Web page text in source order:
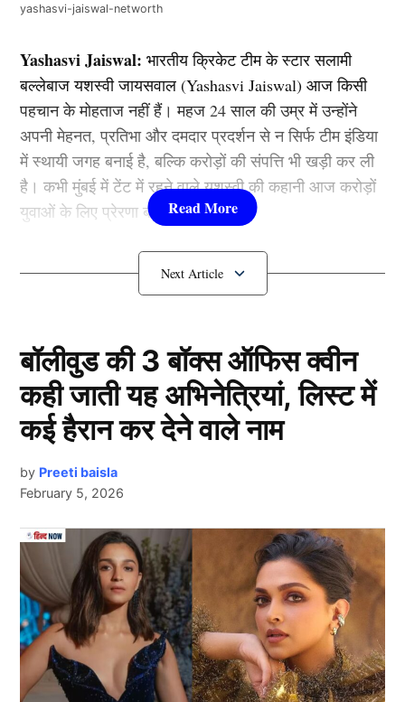
yashasvi-jaiswal-networth
Yashasvi Jaiswal:भारतीय क्रिकेट टीम के स्टार सलामी
बल्लेबाज यशस्वी जायसवाल (Yashasvi Jaiswal) आज किसी
पहचान के मोहताज नहीं हैं। महज 24 साल की उम्र में उन्होंने
अपनी मेहनत, प्रतिभा और दमदार प्रदर्शन से न सिर्फ टीम इंडिया
में स्थायी जगह बनाई है, बल्कि करोड़ों की संपत्ति भी खड़ी कर ली
है। कभी मुंबई में टेंट में रहने वाले यशस्वी की कहानी आज करोड़ों
युवाओं के लिए प्रेरणा बन चुकी है।
कहा से होती है Yashasvi Jaiswal ki
Yashasvi Jaiswal
आपको बता दें, यशस्वी जायसवाल (Yashasvi Jaiswal) की
कमाई के कई बड़े स्रोत हैं। जिसमें सबसे पहला और अहम है
बीसीसीआई कॉन्ट्रैक्ट। फिलहाल जायसवाल बीसीसीआई के
सेंट्रल कॉन्ट्रैक्ट में शामिल हैं, जिससे उन्हें सालाना अच्छी-खासी
रकम मिलती है। इसके अलावा टेस्ट, वनडे और टी20 मैच फीस भी
Next Article
बॉलीवुड की 3 बॉक्स ऑफिस क्वीन
कही जाती यह अभिनेत्रियां, लिस्ट में
कई हैरान कर देने वाले नाम
by Preeti baisla
February 5, 2026